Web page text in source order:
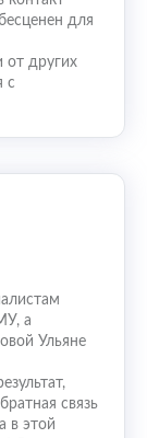
для
от других
с
а
Ульяне
связь
в этой